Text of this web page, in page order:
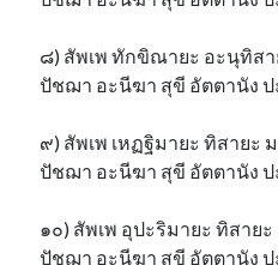
๘) สัพเพ ทักขิณายะ อะนุทิสา
ปัชฌา อะนีฆา สุขี อัตตานัง ป
๙) สัพเพ เหฏฐิมายะ ทิสายะ
ปัชฌา อะนีฆา สุขี อัตตานัง ป
๑๐) สัพเพ อุปะริมายะ ทิสาย
ปัชฌา อะนีฆา สุขี อัตตานัง ป